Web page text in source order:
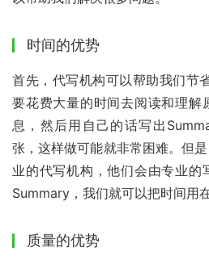
时间的优势
首先，代写机构可以帮助我们节
要花费大量的时间去阅读和理解
息，然后用自己的话写出
张，这样做可能就非常困难。但
业的代写机构，他们会由专业的
Summary，我们就可以把时间用
质量的优势